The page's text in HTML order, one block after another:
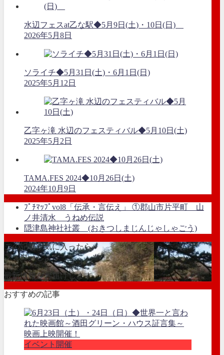
水辺フェスat乙な駅◆5月9日(土)・10日(日)
2026年5月8日
ソライチ◆5月31日(土)・6月1日(日)
2025年5月12日
乙字ヶ滝 水辺のフェスティバル◆5月10日(土)
2025年5月2日
TAMA.FES 2024◆10月26日(土)
2024年10月9日
ﾌﾟﾁﾏｯﾌﾟvol8「伝承・言伝え」 ①郡山市片平町 山
ノ井清水 うねめ伝説
隠津島神社社叢 (おきつしまじんじゃしゃごう)
この記事が気に入ったら
フォローしよう
最新情報をお届けします
おすすめの記事
イベント開催